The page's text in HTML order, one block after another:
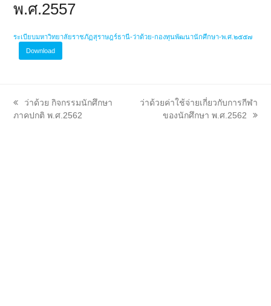
พ.ศ.2557
ระเบียบมหาวิทยาลัยราชภัฏสุราษฎร์ธานี-ว่าด้วย-กองทุนพัฒนานักศึกษา-พ.ศ.๒๕๕๗
Download
previous
post:
ว่าด้วย กิจกรรมนักศึกษา
ภาคปกติ พ.ศ.2562
next
ว่าด้วยค่าใช้จ่ายเกี่ยวกับการกีฬา
ของนักศึกษา พ.ศ.2562